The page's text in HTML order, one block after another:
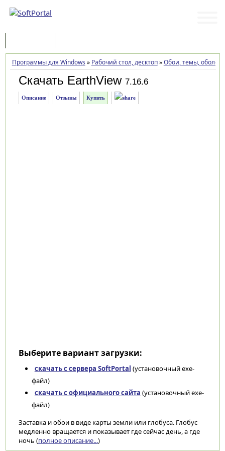
Программы для Windows » Рабочий стол, десктоп»Обои, темы,
Скачать EarthView 7.16.6
Описание Отзывы Купить
Выберите вариант загрузки:
скачать с сервера SoftPortal (установочный exe-
файл)
скачать с официального сайта (установочный exe-
файл)
Заставка и обои в виде карты земли или глобуса. Глобус
медленно вращается и показывает где сейчас день, а где
ночь (полное описание...)